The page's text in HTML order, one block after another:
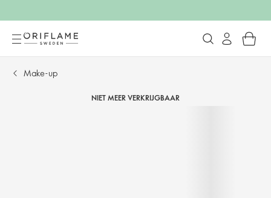
Make-up
NIET MEER VERKRIJGBAAR